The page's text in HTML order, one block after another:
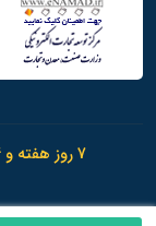
7 روز هفته و 24 ساعت شبانه روز پاسخگوی شما هستیم